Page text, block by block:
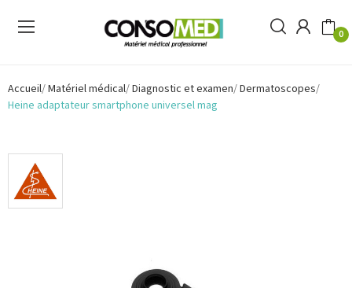
0
Accueil Matériel médical Diagnostic et examen Dermatoscopes
Heine adaptateur smartphone universel mag